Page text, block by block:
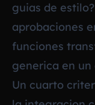
guias de
aprobaciones
funciones
generica en
Un cuarto